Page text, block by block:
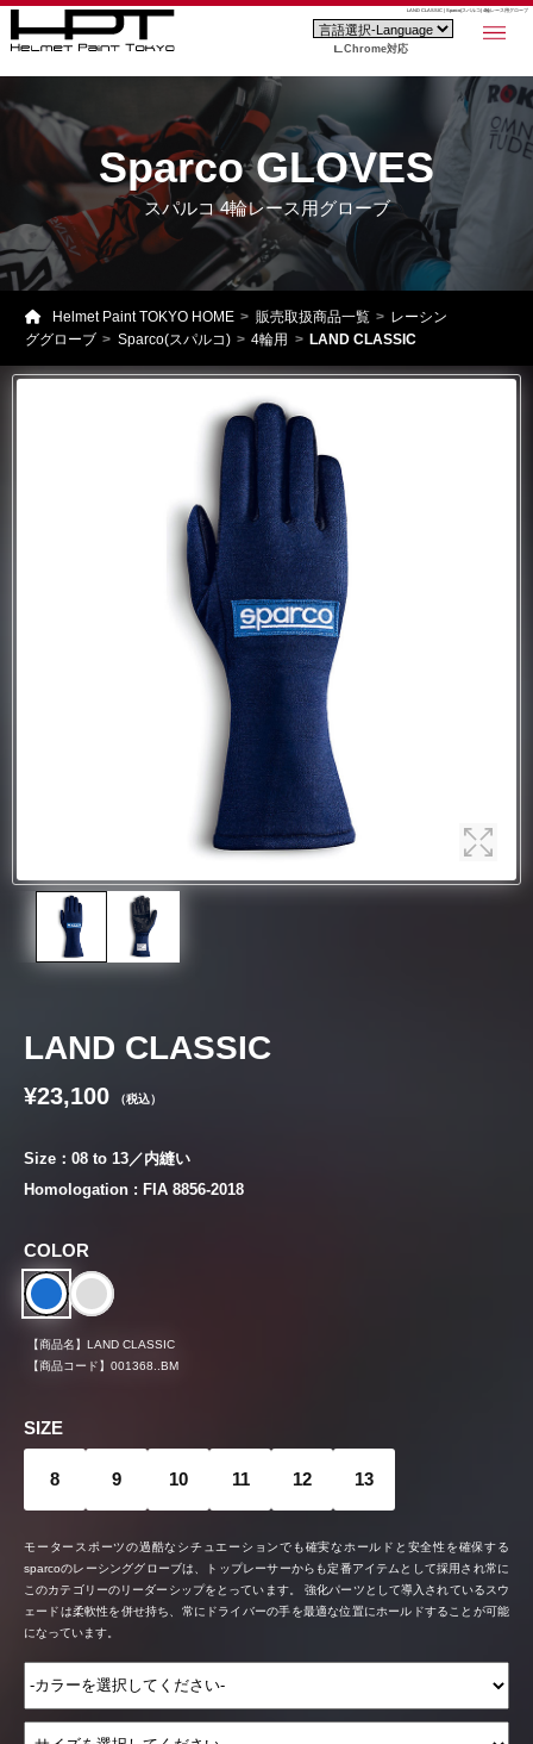
LAND CLASSIC | Sparco(スパルコ) 4輪レース用グローブ
Chrome対応
Sparco GLOVES
スパルコ 4輪レース用グローブ
Helmet Paint TOKYO HOME 販売取扱商品一覧
レーシン
ググローブ
Sparco(スパルコ) 4輪用 LAND CLASSIC
LAND CLASSIC
¥23,100 （税込）
Size：08 to 13／内縫い
Homologation : FIA 8856-2018
COLOR
【商品名】 LAND CLASSIC
【商品コード】 001368..BM
SIZE
8 9 10 11 12 13
モータースポーツの過酷なシチュエーションでも確実なホールドと安全性を確保する
sparcoのレーシンググローブは、トップレーサーからも定番アイテムとして採用され常に
このカテゴリーのリーダーシップをとっています。 強化パーツとして導入されているスウ
ェードは柔軟性を併せ持ち、常にドライバーの手を最適な位置にホールドすることが可能
になっています。